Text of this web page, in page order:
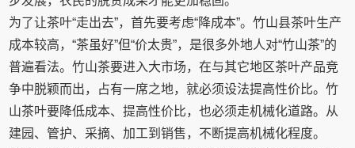
为了让茶叶“走出去”，首先要考虑“降成本”。竹山县茶叶生产
成本较高，“茶虽好”但“价太贵”，是很多外地人对“竹山茶”的
普遍看法。竹山茶要进入大市场，在与其它地区茶叶产品竞
争中脱颖而出，占有一席之地，就必须设法提高性价比。竹
山茶叶要降低成本、提高性价比，也必须走机械化道路。从
建园、管护、采摘、加工到销售，不断提高机械化程度。